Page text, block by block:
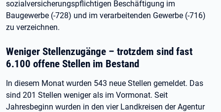
sozialversicherungspflichtigen Beschäftigung im
Baugewerbe (-728) und im verarbeitenden Gewerbe (-716)
zu verzeichnen.
Weniger Stellenzugänge – trotzdem sind fast
6.100 offene Stellen im Bestand
In diesem Monat wurden 543 neue Stellen gemeldet. Das
sind 201 Stellen weniger als im Vormonat. Seit
Jahresbeginn wurden in den vier Landkreisen der Agentur